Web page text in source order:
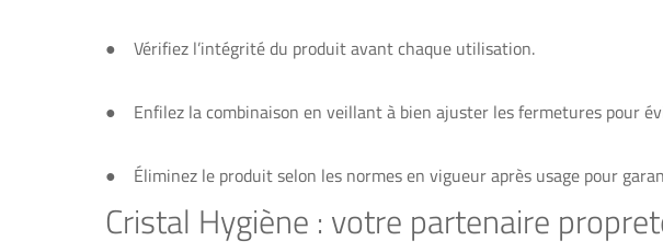
● Vérifiez l’intégrité du produit avant chaque utilisation.
● Enfilez la combinaison en veillant à bien ajuster les fermetures pour
● Éliminez le produit selon les normes en vigueur après usage pour
Cristal Hygiène : votre partenaire